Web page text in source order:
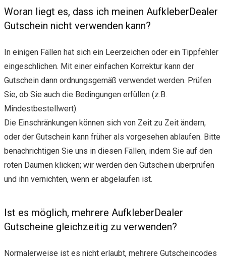
Woran liegt es, dass ich meinen AufkleberDealer
Gutschein nicht verwenden kann?
In einigen Fällen hat sich ein Leerzeichen oder ein Tippfehler
eingeschlichen. Mit einer einfachen Korrektur kann der
Gutschein dann ordnungsgemäß verwendet werden. Prüfen
Sie, ob Sie auch die Bedingungen erfüllen (z.B.
Mindestbestellwert).
Die Einschränkungen können sich von Zeit zu Zeit ändern,
oder der Gutschein kann früher als vorgesehen ablaufen. Bitte
benachrichtigen Sie uns in diesen Fällen, indem Sie auf den
roten Daumen klicken; wir werden den Gutschein überprüfen
und ihn vernichten, wenn er abgelaufen ist.
Ist es möglich, mehrere AufkleberDealer
Gutscheine gleichzeitig zu verwenden?
Normalerweise ist es nicht erlaubt, mehrere Gutscheincodes